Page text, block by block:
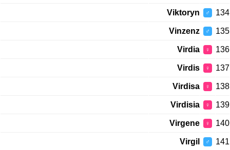
134
♂
Viktoryn
135
♂
Vinzenz
136
♀
Virdia
137
♀
Virdis
138
♀
Virdisa
139
♀
Virdisia
140
♀
Virgene
141
♂
Virgil